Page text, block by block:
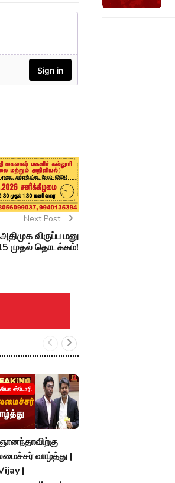
Next Post
விருப்ப மனு
முதல் தொடக்கம்!
ஸ்டோரி
வாழ்த்து |
|